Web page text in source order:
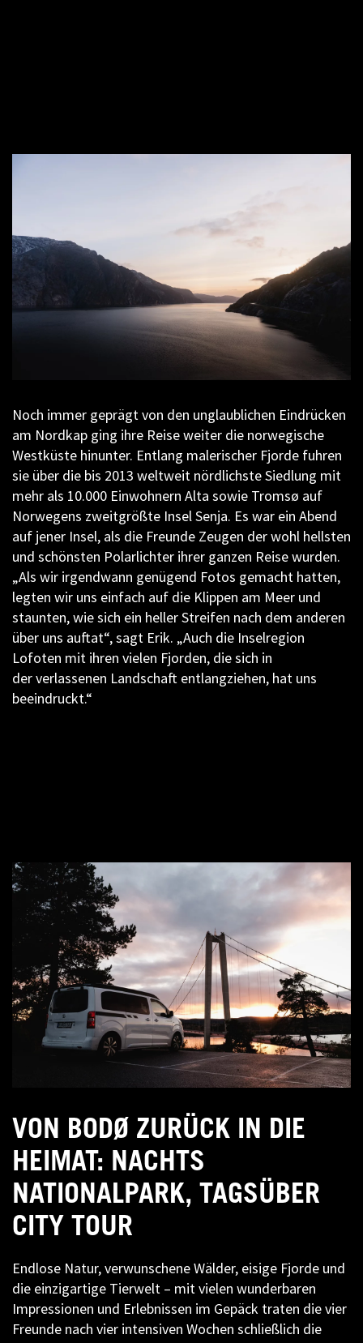
Noch immer geprägt von den unglaublichen Eindrücken
am Nordkap ging ihre Reise weiter die norwegische
Westküste hinunter. Entlang malerischer Fjorde fuhren
sie über die bis 2013 weltweit nördlichste Siedlung mit
mehr als 10.000 Einwohnern Alta sowie Tromsø auf
Norwegens zweitgrößte Insel Senja. Es war ein Abend
auf jener Insel, als die Freunde Zeugen der wohl hellsten
und schönsten Polarlichter ihrer ganzen Reise wurden.
„Als wir irgendwann genügend Fotos gemacht hatten,
legten wir uns einfach auf die Klippen am Meer und
staunten, wie sich ein heller Streifen nach dem anderen
über uns auftat“, sagt Erik. „Auch die Inselregion
Lofoten mit ihren vielen Fjorden, die sich in
der verlassenen Landschaft entlangziehen, hat uns
beeindruckt.“
VON BODØ ZURÜCK IN DIE
HEIMAT: NACHTS
NATIONALPARK, TAGSÜBER
CITY TOUR
Endlose Natur, verwunschene Wälder, eisige Fjorde und
die einzigartige Tierwelt – mit vielen wunderbaren
Impressionen und Erlebnissen im Gepäck traten die vier
Freunde nach vier intensiven Wochen schließlich die